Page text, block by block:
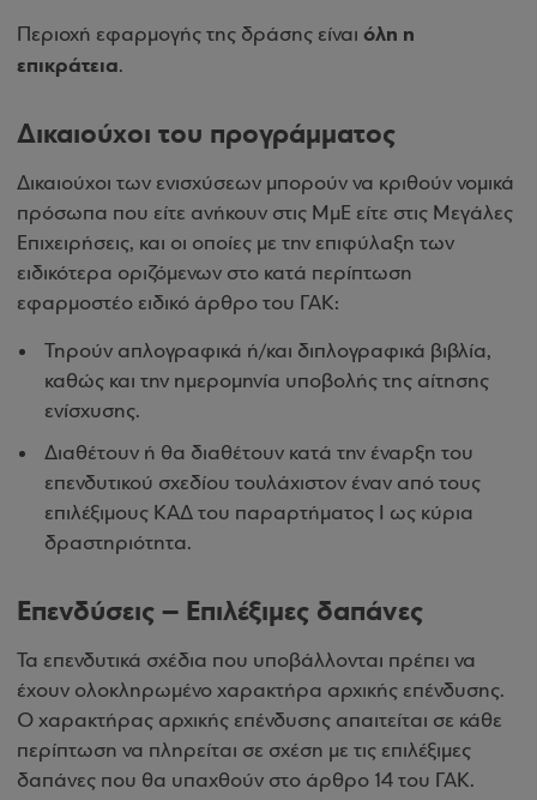
Περιοχή εφαρμογής της δράσης είναι όλη η
επικράτεια.
Δικαιούχοι του προγράμματος
Δικαιούχοι των ενισχύσεων μπορούν να κριθούν νομικά
πρόσωπα που είτε ανήκουν στις ΜμΕ είτε στις Μεγάλες
Επιχειρήσεις, και οι οποίες με την επιφύλαξη των
ειδικότερα οριζόμενων στο κατά περίπτωση
εφαρμοστέο ειδικό άρθρο του ΓΑΚ:
Τηρούν απλογραφικά ή/και διπλογραφικά βιβλία,
καθώς και την ημερομηνία υποβολής της αίτησης
ενίσχυσης.
Διαθέτουν ή θα διαθέτουν κατά την έναρξη του
επενδυτικού σχεδίου τουλάχιστον έναν από τους
επιλέξιμους ΚΑΔ του παραρτήματος Ι ως κύρια
δραστηριότητα.
Επενδύσεις – Επιλέξιμες δαπάνες
Τα επενδυτικά σχέδια που υποβάλλονται πρέπει να
έχουν ολοκληρωμένο χαρακτήρα αρχικής επένδυσης.
Ο χαρακτήρας αρχικής επένδυσης απαιτείται σε κάθε
περίπτωση να πληρείται σε σχέση με τις επιλέξιμες
δαπάνες που θα υπαχθούν στο άρθρο 14 του ΓΑΚ.